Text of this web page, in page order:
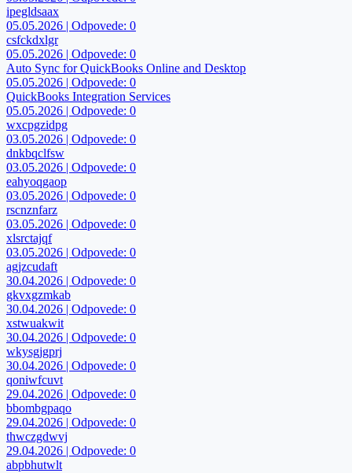
ipegldsaax
05.05.2026 | Odpovede: 0
csfckdxlgr
05.05.2026 | Odpovede: 0
Auto Sync for QuickBooks Online and Desktop
05.05.2026 | Odpovede: 0
QuickBooks Integration Services
05.05.2026 | Odpovede: 0
wxcpgzidpg
03.05.2026 | Odpovede: 0
dnkbqclfsw
03.05.2026 | Odpovede: 0
eahyoqgaop
03.05.2026 | Odpovede: 0
rscnznfarz
03.05.2026 | Odpovede: 0
xlsrctajqf
03.05.2026 | Odpovede: 0
agjzcudaft
30.04.2026 | Odpovede: 0
gkvxgzmkab
30.04.2026 | Odpovede: 0
xstwuakwit
30.04.2026 | Odpovede: 0
wkysgjgprj
30.04.2026 | Odpovede: 0
qoniwfcuvt
29.04.2026 | Odpovede: 0
bbombgpaqo
29.04.2026 | Odpovede: 0
thwczgdwvj
29.04.2026 | Odpovede: 0
abpbhutwlt